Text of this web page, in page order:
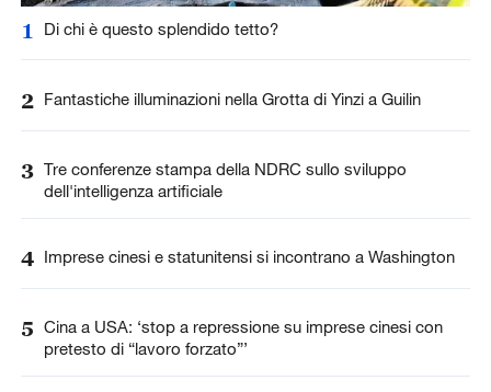
1 Di chi è questo splendido tetto?
2 Fantastiche illuminazioni nella Grotta di Yinzi a Guilin
3 Tre conferenze stampa della NDRC sullo sviluppo
dell'intelligenza artificiale
4 Imprese cinesi e statunitensi si incontrano a Washington
5 Cina a USA: ‘stop a repressione su imprese cinesi con
pretesto di “lavoro forzato”’